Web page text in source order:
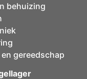
behuizing
gereedschap